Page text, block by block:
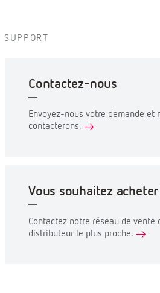
SUPPORT
Contactez-nous
Envoyez-nous votre demande et
contacterons.
Vous souhaitez acheter
Contactez notre réseau de vente
distributeur le plus proche.